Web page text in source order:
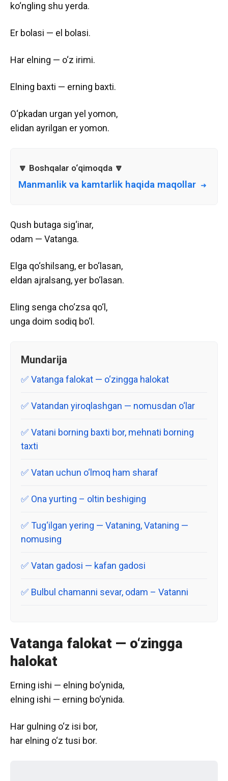
ko‘ngling shu yerda.
Er bolasi — el bolasi.
Har elning — o‘z irimi.
Elning baxti — erning baxti.
O‘pkadan urgan yel yomon,
elidan ayrilgan er yomon.
Manmanlik va kamtarlik haqida maqollar
Qush butaga sig‘inar,
odam — Vatanga.
Elga qo‘shilsang, er bo‘lasan,
eldan ajralsang, yer bo‘lasan.
Eling senga cho‘zsa qo‘l,
unga doim sodiq bo‘l.
Mundarija
Vatanga falokat — o‘zingga halokat
Vatandan yiroqlashgan — nomusdan o‘lar
Vatani borning baxti bor, mehnati borning
taxti
Vatan uchun o‘lmoq ham sharaf
Ona yurting – oltin beshiging
Tug‘ilgan yering — Vataning, Vataning —
nomusing
Vatan gadosi — kafan gadosi
Bulbul chamanni sevar, odam – Vatanni
Vatanga falokat — o‘zingga
halokat
Erning ishi — elning bo‘ynida,
elning ishi — erning bo‘ynida.
Har gulning o‘z isi bor,
har elning o‘z tusi bor.